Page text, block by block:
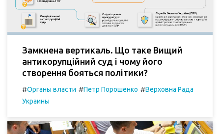
Замкнена вертикаль. Що таке Вищий
антикорупційний суд і чому його
створення бояться політики?
#Органы власти #Петр Порошенко #Верховна Рада
Украины